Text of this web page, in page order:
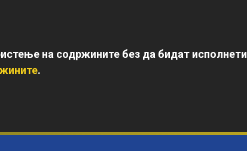
на содржините без да бидат исполнети
.